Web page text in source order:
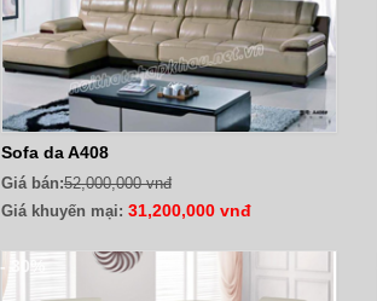
Sofa da A408
Giá bán:52,000,000 vnđ
Giá khuyến mại: 31,200,000 vnđ
- 30%